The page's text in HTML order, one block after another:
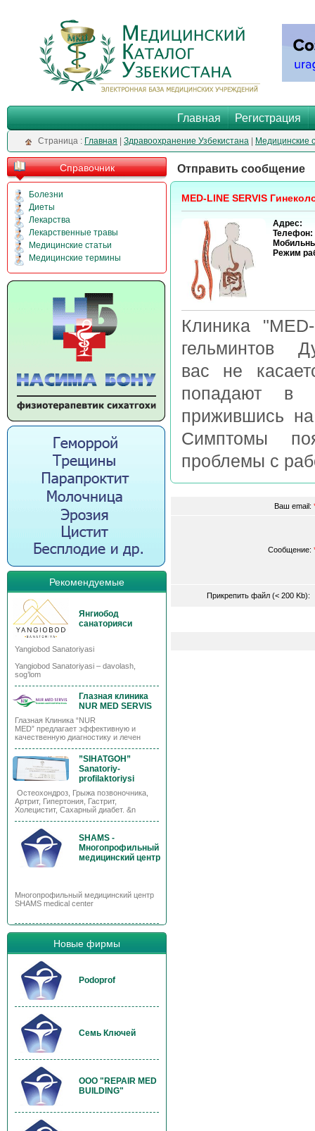
Главная Регистрация
Cтраница : Главная Здравоохранение Узбекистана Медицинские
Справочник
Болезни
Диеты
Лекарства
Лекарственные травы
Медицинские статьи
Медицинские термины
Рекомендуемые
Янгиобод
санаторияси
Yangiobod Sanatoriyasi
Yangiobod Sanatoriyasi – davolash,
sog’lom
Глазная клиника
NUR MED SERVIS
Глазная Клиника “NUR
MED” предлагает эффективную и
качественную диагностику и лечен
”SIHATGOH”
Sanatoriy-
profilaktoriysi
Остеохондроз, Грыжа позвоночника,
Артрит, Гипертония, Гастрит,
Холецистит, Сахарный диабет. &n
SHAMS -
Многопрофильный
медицинский центр
Многопрофильный медицинский центр
SHAMS medical center
Новые фирмы
Podoprof
Семь Ключей
OOO "REPAIR MED
BUILDING"
Отправить сообщение
MED-LINE SERVIS
Адрес:
Телефон:
Режим
Клиника
гельминтов
вас не
попадают в
прижившись
Симптомы
проблемы с
Ваш email:
Сообщение:
Прикрепить файл (< 200